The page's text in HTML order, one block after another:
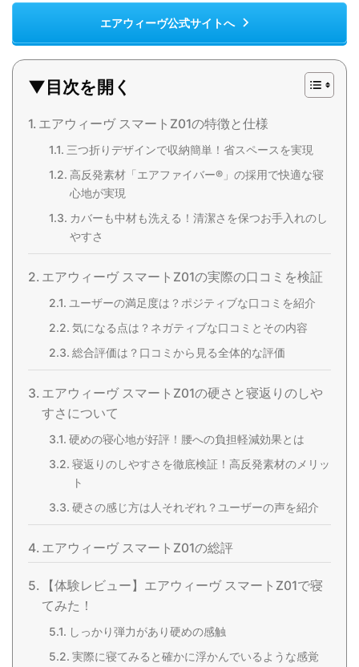
エアウィーヴ公式サイトへ
▼目次を開く
エアウィーヴ スマートZ01の特徴と仕様
三つ折りデザインで収納簡単！省スペースを実現
高反発素材「エアファイバー®」の採用で快適な寝
心地が実現
カバーも中材も洗える！清潔さを保つお手入れのし
やすさ
エアウィーヴ スマートZ01の実際の口コミを検証
ユーザーの満足度は？ポジティブな口コミを紹介
気になる点は？ネガティブな口コミとその内容
総合評価は？口コミから見る全体的な評価
エアウィーヴ スマートZ01の硬さと寝返りのしや
すさについて
硬めの寝心地が好評！腰への負担軽減効果とは
寝返りのしやすさを徹底検証！高反発素材のメリッ
ト
硬さの感じ方は人それぞれ？ユーザーの声を紹介
エアウィーヴ スマートZ01の総評
【体験レビュー】エアウィーヴ スマートZ01で寝
てみた！
しっかり弾力があり硬めの感触
実際に寝てみると確かに浮かんでいるような感覚